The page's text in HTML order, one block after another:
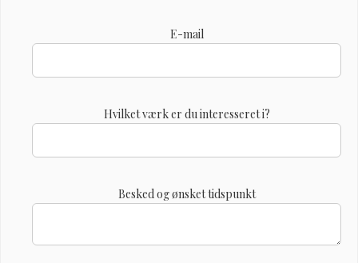
E-mail
Hvilket værk er du interesseret i?
Besked og ønsket tidspunkt